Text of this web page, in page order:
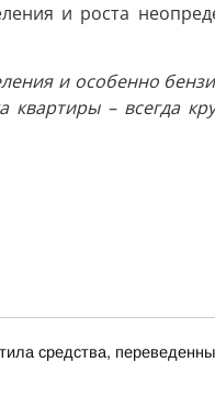
и роста
и особенно
квартиры – всегда
средства,